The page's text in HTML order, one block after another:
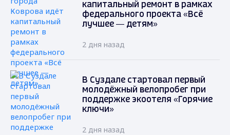
капитальный ремонт в рамках
федерального проекта «Всё
лучшее — детям»
2 дня назад
В Суздале стартовал первый
молодёжный велопробег при
поддержке экоотеля «Горячие
ключи»
2 дня назад